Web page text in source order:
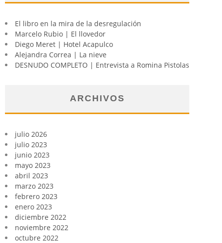
El libro en la mira de la desregulación
Marcelo Rubio | El llovedor
Diego Meret | Hotel Acapulco
Alejandra Correa | La nieve
DESNUDO COMPLETO | Entrevista a Romina Pistolas
ARCHIVOS
julio 2026
julio 2023
junio 2023
mayo 2023
abril 2023
marzo 2023
febrero 2023
enero 2023
diciembre 2022
noviembre 2022
octubre 2022